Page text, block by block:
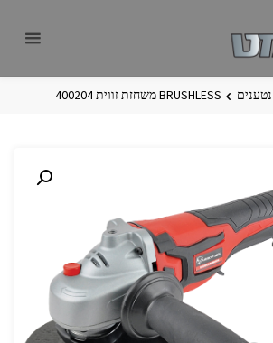
BRUSHLESS משחזת זווית 400204